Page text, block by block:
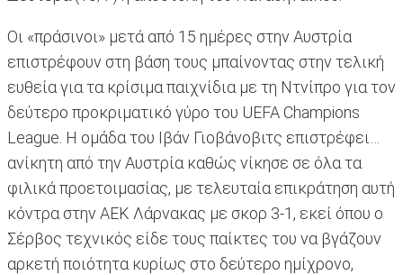
Οι «πράσινοι» μετά από 15 ημέρες στην Αυστρία
επιστρέφουν στη βάση τους μπαίνοντας στην τελική
ευθεία για τα κρίσιμα παιχνίδια με τη Ντνίπρο για τον
δεύτερο προκριματικό γύρο του UEFA Champions
League. Η ομάδα του Ιβάν Γιοβάνοβιτς επιστρέφει…
ανίκητη από την Αυστρία καθώς νίκησε σε όλα τα
φιλικά προετοιμασίας, με τελευταία επικράτηση αυτή
κόντρα στην ΑΕΚ Λάρνακας με σκορ 3-1, εκεί όπου ο
Σέρβος τεχνικός είδε τους παίκτες του να βγάζουν
αρκετή ποιότητα κυρίως στο δεύτερο ημίχρονο,